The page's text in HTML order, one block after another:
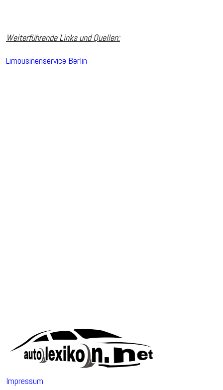
Weiterführende Links und Quellen:
Limousinenservice Berlin
Impressum